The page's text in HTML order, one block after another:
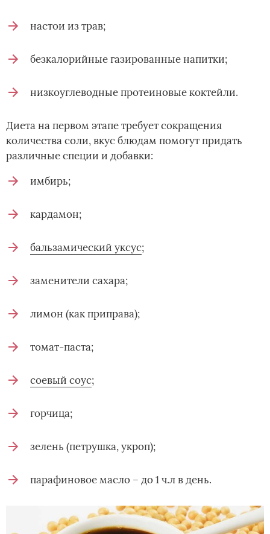
настои из трав;
безкалорийные газированные напитки;
низкоуглеводные протеиновые коктейли.
Диета на первом этапе требует сокращения
количества соли, вкус блюдам помогут придать
различные специи и добавки:
имбирь;
кардамон;
бальзамический уксус;
заменители сахара;
лимон (как приправа);
томат-паста;
соевый соус;
горчица;
зелень (петрушка, укроп);
парафиновое масло – до 1 ч.л в день.